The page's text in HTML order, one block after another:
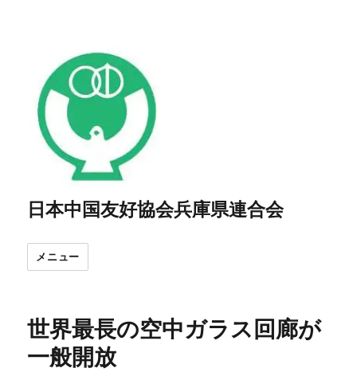
日本中国友好協会兵庫県連合会
メニュー
世界最長の空中ガラス回廊が
一般開放